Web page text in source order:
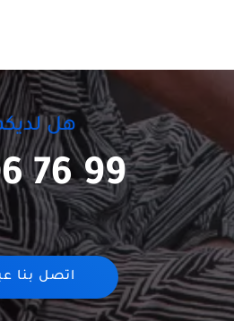
هل
76 99
اتصل بنا